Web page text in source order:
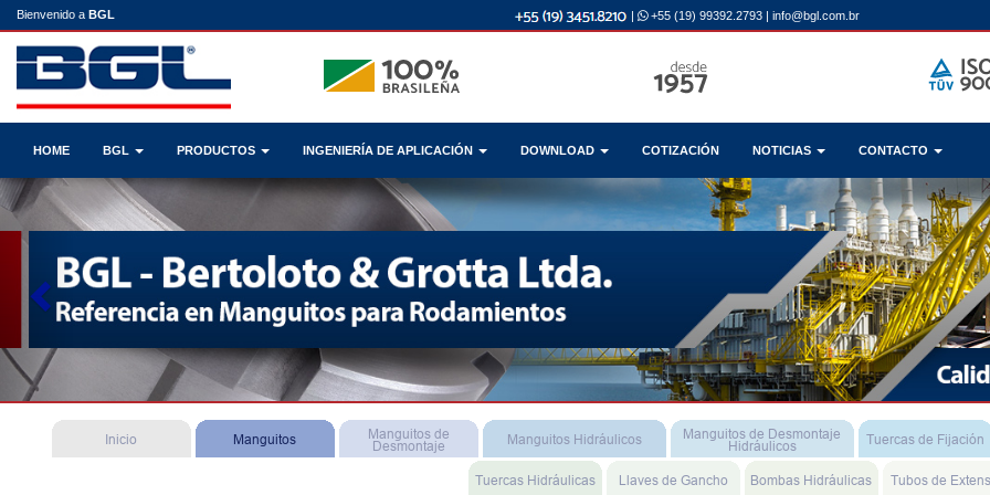
Bienvenido a BGL | +55 (19) 99392.2793 | info@bgl.com.br
HOME BGL PRODUCTOS INGENIERÍA DE APLICACIÓN DOWNLOAD COTIZACIÓN NOTICIAS CONTACTO
Previous